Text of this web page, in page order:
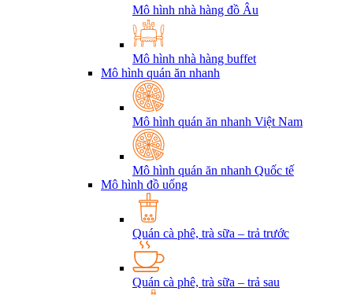
Mô hình nhà hàng đồ Âu
Mô hình nhà hàng buffet
Mô hình quán ăn nhanh
Mô hình quán ăn nhanh Việt Nam
Mô hình quán ăn nhanh Quốc tế
Mô hình đồ uống
Quán cà phê, trà sữa – trả trước
Quán cà phê, trà sữa – trả sau